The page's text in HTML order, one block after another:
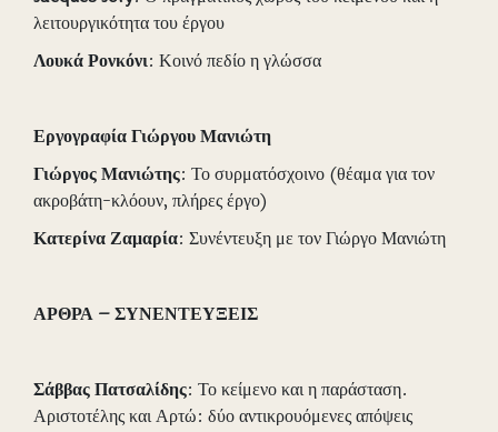
λειτουργικότητα του έργου
ΛουκάΡονκόνι: Κοινό πεδίο η γλώσσα
Εργογραφία Γιώργου Μανιώτη
ΓιώργοςΜανιώτης: Το συρματόσχοινο (θέαμα για τον
ακροβάτη-κλόουν, πλήρες έργο)
ΚατερίναΖαμαρία: Συνέντευξη με τον Γιώργο Μανιώτη
ΑΡΘΡΑ – ΣΥΝΕΝΤΕΥΞΕΙΣ
Σάββας Πατσαλίδης: Το κείμενο και η παράσταση.
Αριστοτέλης και Αρτώ: δύο αντικρουόμενες απόψεις